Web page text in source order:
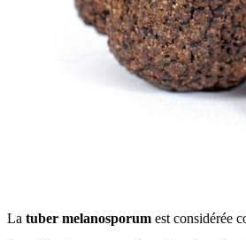
La tuber melanosporum est considérée